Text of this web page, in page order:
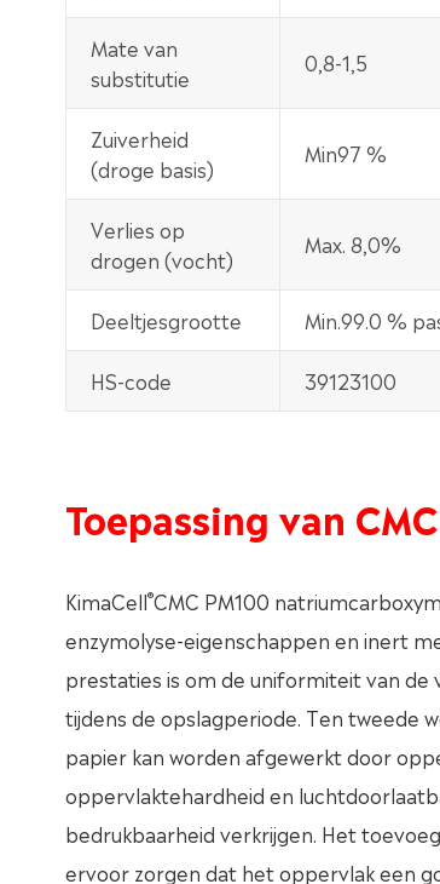
Mate van
substitutie
0,8-1,5
Zuiverheid
(droge basis)
Min97 %
Verlies op
drogen (vocht)
Max. 8,0%
Deeltjesgrootte Min.99.0 %
HS-code 39123100
Toepassing van
KimaCell®CMC PM100
enzymolyse-eigenschappen en inert
prestaties is om de uniformiteit van
tijdens de opslagperiode. Ten tweede
papier kan worden afgewerkt door
oppervlaktehardheid en
bedrukbaarheid verkrijgen. Het
ervoor zorgen dat het oppervlak een